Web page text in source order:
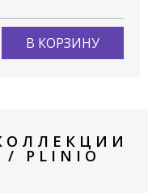
В КОРЗИНУ
PLINIO